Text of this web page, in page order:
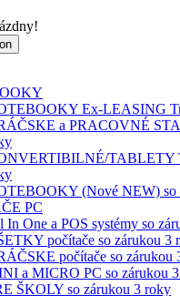
Ex-LEASING
a PRACOVNÉ
TABLETY
(Nové NEW) so
PC
In One a POS systémy so
počítače so zárukou 3
počítače so zárukou
a MICRO PC so zárukou
ŠKOLY so zárukou 3 roky